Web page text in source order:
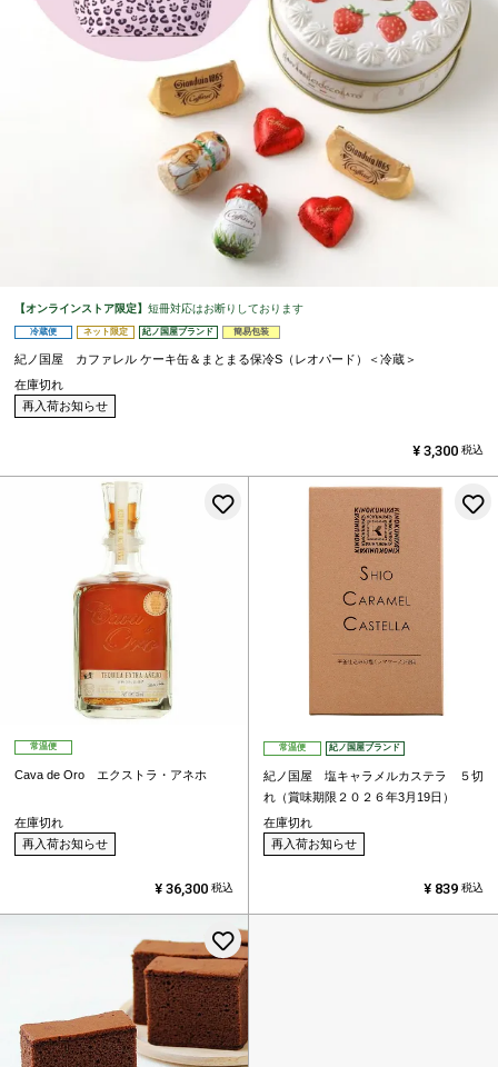
【オンラインストア限定】 短冊対応はお断りしております
冷蔵便 ネット限定 紀ノ国屋ブランド 簡易包装
紀ノ国屋 カファレル ケーキ缶＆まとまる保冷S（レオパード）＜冷蔵＞
在庫切れ
再入荷お知らせ
¥ 3,300 税込
常温便
Cava de Oro エクストラ・アネホ
在庫切れ
再入荷お知らせ
お気に入りに登録する
¥ 36,300 税込
常温便 紀ノ国屋ブランド
紀ノ国屋 塩キャラメルカステラ ５切
れ（賞味期限２０２６年3月19日）
在庫切れ
再入荷お知らせ
¥ 839 税込